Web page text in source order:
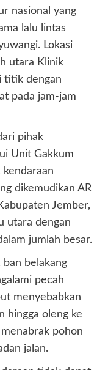
nasional yang
lalu lintas
Lokasi
utara Klinik
titik dengan
pada jam-jam
pihak
Unit Gakkum
kendaraan
dikemudikan AR
Jember,
utara dengan
jumlah besar.
ban belakang
pecah
menyebabkan
hingga oleng ke
pohon
jalan.